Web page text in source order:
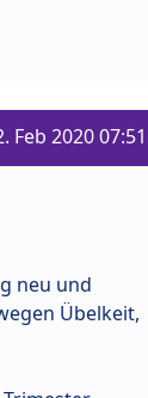
Feb 2020 07:51
neu und
Übelkeit,